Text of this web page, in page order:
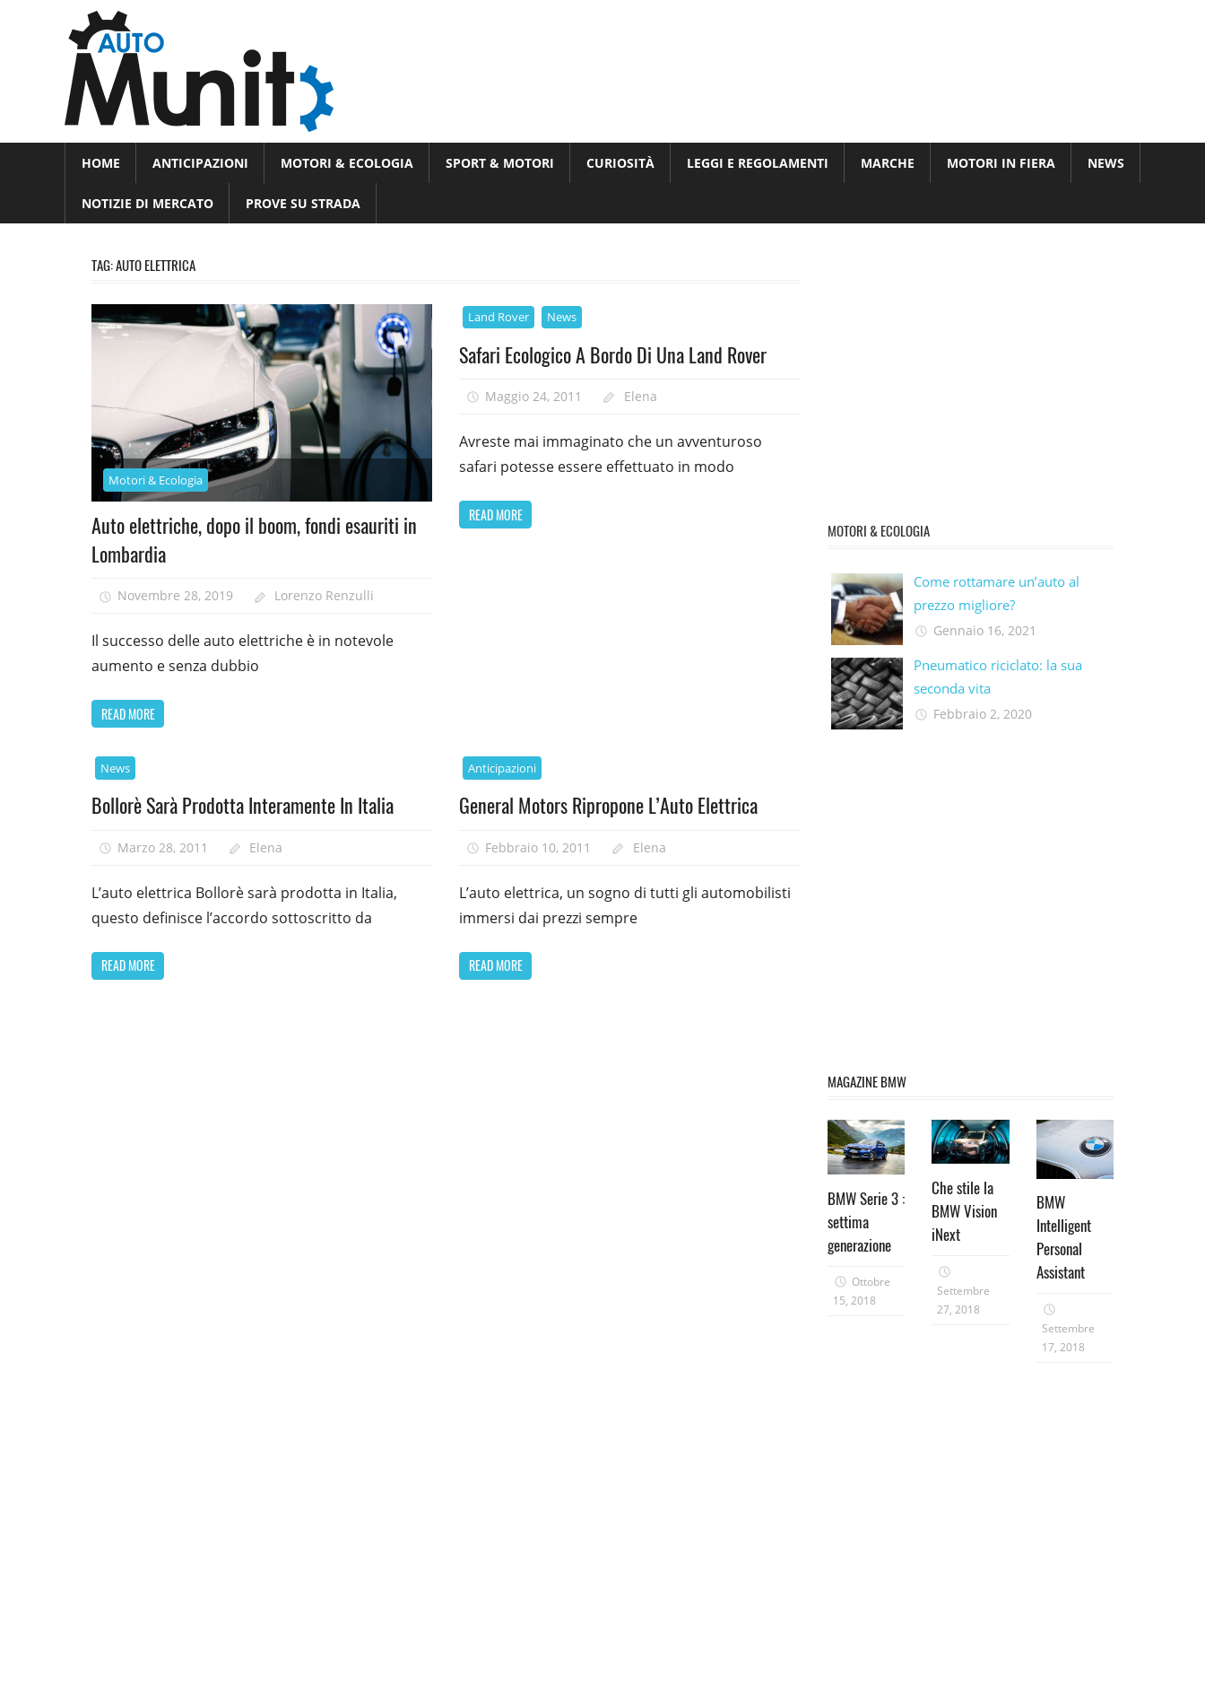
e
motori
Novità
dal
HOME ANTICIPAZIONI MOTORI & ECOLOGIA SPORT & MOTORI CURIOSITÀ LEGGI E REGOLAMENTI MARCHE MOTORI IN FIERA NEWS
NOTIZIE DI MERCATO PROVE SU STRADA
TAG:AUTO ELETTRICA
Motori & Ecologia
Auto elettriche, dopo il boom, fondi esauriti in
Lombardia
Novembre 28, 2019 Lorenzo Renzulli
Il successo delle auto elettriche è in notevole
aumento e senza dubbio
READ MORE
Land Rover News
Safari Ecologico A Bordo Di Una Land Rover
Maggio 24, 2011 Elena
Avreste mai immaginato che un avventuroso
safari potesse essere effettuato in modo
READ MORE
News
Bollorè Sarà Prodotta Interamente In Italia
Marzo 28, 2011 Elena
L’auto elettrica Bollorè sarà prodotta in Italia,
questo definisce l’accordo sottoscritto da
READ MORE
Anticipazioni
General Motors Ripropone L’Auto Elettrica
Febbraio 10, 2011 Elena
L’auto elettrica, un sogno di tutti gli automobilisti
immersi dai prezzi sempre
READ MORE
MOTORI & ECOLOGIA
Come rottamare un’auto al
prezzo migliore?
Gennaio 16, 2021
Pneumatico riciclato: la sua
seconda vita​
Febbraio 2, 2020
MAGAZINE BMW
BMW Serie 3 :
settima
generazione
Ottobre
15, 2018
Che stile la
BMW Vision
iNext
Settembre
27, 2018
BMW
Intelligent
Personal
Assistant
Settembre
17, 2018